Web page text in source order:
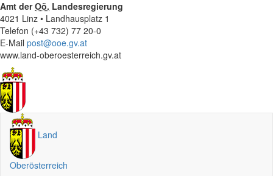
Amt derOö. Landesregierung
4021 Linz • Landhausplatz 1
Telefon (+43 732) 77 20-0
E-Mail post@ooe.gv.at
www.land-oberoesterreich.gv.at
Land
Oberösterreich